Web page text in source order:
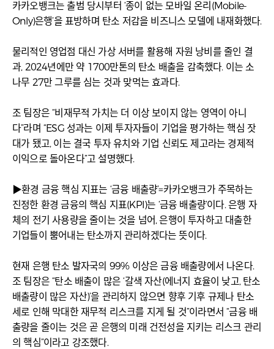
카카오뱅크는 출범 당시부터 ‘종이 없는 모바일 온리(Mobile-
Only)은행’을 표방하며 탄소 저감을 비즈니스 모델에 내재화했다.
물리적인 영업점 대신 가상 서버를 활용해 자원 낭비를 줄인 결
과, 2024년에만 약 1700만톤의 탄소 배출을 감축했다. 이는 소
나무 27만 그루를 심는 것과 맞먹는 효과다.
조 팀장은 “비재무적 가치는 더 이상 보이지 않는 영역이 아니
다”라며 “ESG 성과는 이제 투자자들이 기업을 평가하는 핵심 잣
대가 됐고, 이는 결국 투자 유치와 기업 신뢰도 제고라는 경제적
이익으로 돌아온다”고 설명했다.
▶환경 금융 핵심 지표는 ‘금융 배출량’=카카오뱅크가 주목하는
진정한 환경 금융의 핵심 지표(KPI)는 ‘금융 배출량’이다. 은행 자
체의 전기 사용량을 줄이는 것을 넘어, 은행이 투자하고 대출한
기업들이 뿜어내는 탄소까지 관리하겠다는 뜻이다.
현재 은행 탄소 발자국의 99% 이상은 금융 배출량에서 나온다.
조 팀장은 “탄소 배출이 많은 ‘갈색 자산(에너지 효율이 낮고, 탄소
배출량이 많은 자산)’을 관리하지 않으면 향후 기후 규제나 탄소
세로 인해 막대한 재무적 리스크를 지게 될 것”이라면서 “금융 배
출량을 줄이는 것은 곧 은행의 미래 건전성을 지키는 리스크 관리
의 핵심”이라고 강조했다.